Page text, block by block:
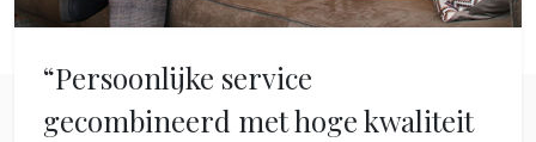
“Persoonlijke service
gecombineerd met hoge kwaliteit